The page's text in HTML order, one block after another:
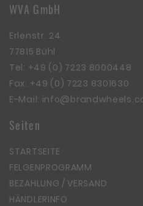
WVA GmbH
Erlenstr. 24
77815 Bühl
Tel: +49 (0) 7223 8000448
Fax: +49 (0) 7223 8301630
E-Mail:
Seiten
STARTSEITE
FELGENPROGRAMM
BEZAHLUNG / VERSAND
HÄNDLERINFO